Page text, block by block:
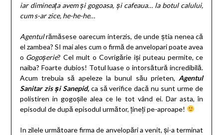
iar dimineața avem și gogoasa, și cafeaua… la botul calului,
cum s-ar zice, he-he-he…
Agentulrămăsese oarecum interzis, de unde știa nenea că
el zambea? SI mai ales cum o firmă de anvelopari poate avea
o Gogoșerie? Cel mult o Covrigărie iși puteau permite, ce
naiba? Foarte dubios! Totul luase o intorsătură incredibilă.
Acum trebuia să apeleze la bunul său prieten, Agentul
Sanitar zis și Sanepid,ca să verifice dacă nu sunt urme de
polistiren in gogoșile alea ce le tot vând ei. Dar asta, în
episodul de după episodul următor, țineți pe-aproape!
In zilele următoare firma de anvelopări a venit, și-a terminat